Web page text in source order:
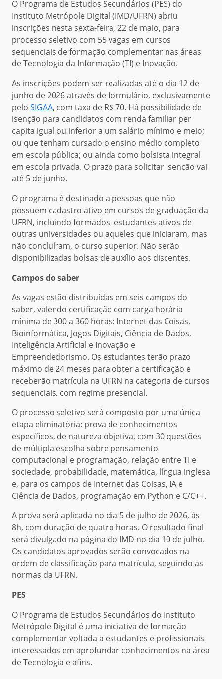
O Programa de Estudos Secundários (PES) do
Instituto Metrópole Digital (IMD/UFRN) abriu
inscrições nesta sexta-feira, 22 de maio, para
processo seletivo com 55 vagas em cursos
sequenciais de formação complementar nas áreas
de Tecnologia da Informação (TI) e Inovação.
As inscrições podem ser realizadas até o dia 12 de
junho de 2026 através de formulário, exclusivamente
pelo SIGAA, com taxa de R$ 70. Há possibilidade de
isenção para candidatos com renda familiar per
capita igual ou inferior a um salário mínimo e meio;
ou que tenham cursado o ensino médio completo
em escola pública; ou ainda como bolsista integral
em escola privada. O prazo para solicitar isenção vai
até 5 de junho.
O programa é destinado a pessoas que não
possuem cadastro ativo em cursos de graduação da
UFRN, incluindo formados, estudantes ativos de
outras universidades ou aqueles que iniciaram, mas
não concluíram, o curso superior. Não serão
disponibilizadas bolsas de auxílio aos discentes.
Campos do saber
As vagas estão distribuídas em seis campos do
saber, valendo certificação com carga horária
mínima de 300 a 360 horas: Internet das Coisas,
Bioinformática, Jogos Digitais, Ciência de Dados,
Inteligência Artificial e Inovação e
Empreendedorismo. Os estudantes terão prazo
máximo de 24 meses para obter a certificação e
receberão matrícula na UFRN na categoria de cursos
sequenciais, com regime presencial.
O processo seletivo será composto por uma única
etapa eliminatória: prova de conhecimentos
específicos, de natureza objetiva, com 30 questões
de múltipla escolha sobre pensamento
computacional e programação, relação entre TI e
sociedade, probabilidade, matemática, língua inglesa
e, para os campos de Internet das Coisas, IA e
Ciência de Dados, programação em Python e C/C++.
A prova será aplicada no dia 5 de julho de 2026, às
8h, com duração de quatro horas. O resultado final
será divulgado na página do IMD no dia 10 de julho.
Os candidatos aprovados serão convocados na
ordem de classificação para matrícula, seguindo as
normas da UFRN.
PES
O Programa de Estudos Secundários do Instituto
Metrópole Digital é uma iniciativa de formação
complementar voltada a estudantes e profissionais
interessados em aprofundar conhecimentos na área
de Tecnologia e afins.